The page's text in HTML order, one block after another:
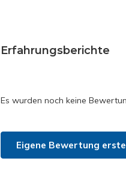
Erfahrungsberichte
Es wurden noch keine
Eigene Bewertung